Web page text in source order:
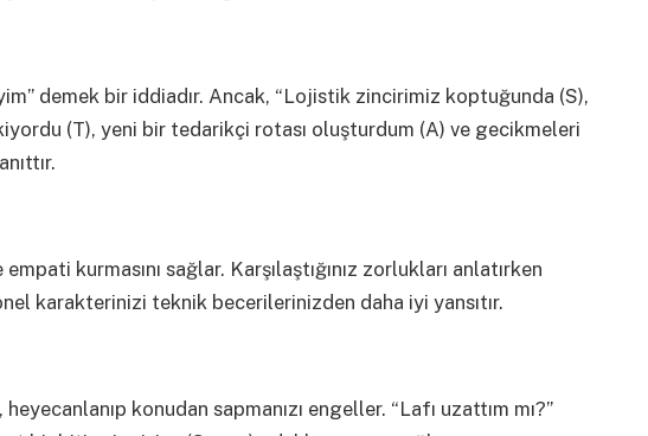
demek bir iddiadır. Ancak, “Lojistik zincirimiz koptuğunda (S),
(T), yeni bir tedarikçi rotası oluşturdum (A) ve gecikmeleri
kurmasını sağlar. Karşılaştığınız zorlukları anlatırken
karakterinizi teknik becerilerinizden daha iyi yansıtır.
heyecanlanıp konudan sapmanızı engeller. “Lafı uzattım mı?”